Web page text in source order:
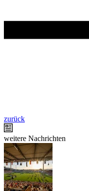
zurück
weitere Nachrichten